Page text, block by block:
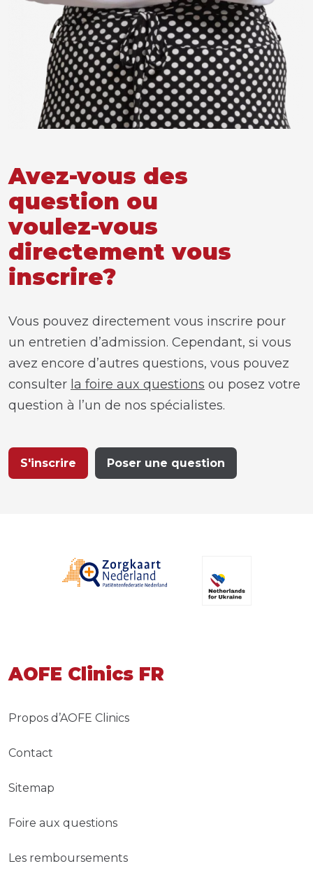
Avez-vous des
question ou
voulez-vous
directement vous
inscrire?
Vous pouvez directement vous inscrire pour
un entretien d’admission. Cependant, si vous
avez encore d’autres questions, vous pouvez
consulter la foire aux questions ou posez votre
question à l’un de nos spécialistes.
S'inscrire Poser une question
AOFE Clinics FR
Propos d’AOFE Clinics
Contact
Sitemap
Foire aux questions
Les remboursements